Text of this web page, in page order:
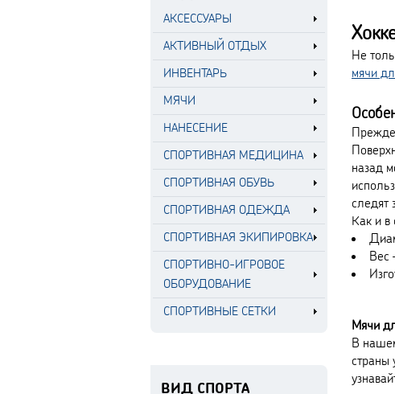
АКСЕССУАРЫ
АКТИВНЫЙ ОТДЫХ
ИНВЕНТАРЬ
МЯЧИ
НАНЕСЕНИЕ
СПОРТИВНАЯ МЕДИЦИНА
СПОРТИВНАЯ ОБУВЬ
СПОРТИВНАЯ ОДЕЖДА
СПОРТИВНАЯ ЭКИПИРОВКА
СПОРТИВНО-ИГРОВОЕ
ОБОРУДОВАНИЕ
СПОРТИВНЫЕ СЕТКИ
ВИД СПОРТА
Не
мячи
Прежде
назад
следят
Как и в
Вес
Мячи
В
страны